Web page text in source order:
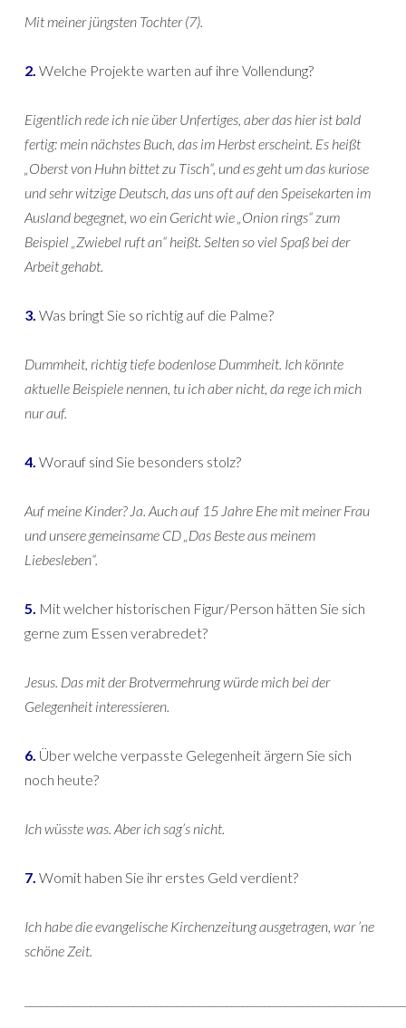
Mit meiner jüngsten Tochter (7).
2. Welche Projekte warten auf ihre Vollendung?
Eigentlich rede ich nie über Unfertiges, aber das hier ist bald
fertig: mein nächstes Buch, das im Herbst erscheint. Es heißt
„Oberst von Huhn bittet zu Tisch“, und es geht um das kuriose
und sehr witzige Deutsch, das uns oft auf den Speisekarten im
Ausland begegnet, wo ein Gericht wie „Onion rings“ zum
Beispiel „Zwiebel ruft an“ heißt. Selten so viel Spaß bei der
Arbeit gehabt.
3. Was bringt Sie so richtig auf die Palme?
Dummheit, richtig tiefe bodenlose Dummheit. Ich könnte
aktuelle Beispiele nennen, tu ich aber nicht, da rege ich mich
nur auf.
4. Worauf sind Sie besonders stolz?
Auf meine Kinder? Ja. Auch auf 15 Jahre Ehe mit meiner Frau
und unsere gemeinsame CD „Das Beste aus meinem
Liebesleben“.
5. Mit welcher historischen Figur/Person hätten Sie sich
gerne zum Essen verabredet?
Jesus. Das mit der Brotvermehrung würde mich bei der
Gelegenheit interessieren.
6. Über welche verpasste Gelegenheit ärgern Sie sich
noch heute?
Ich wüsste was. Aber ich sag’s nicht.
7. Womit haben Sie ihr erstes Geld verdient?
Ich habe die evangelische Kirchenzeitung ausgetragen, war ’ne
schöne Zeit.